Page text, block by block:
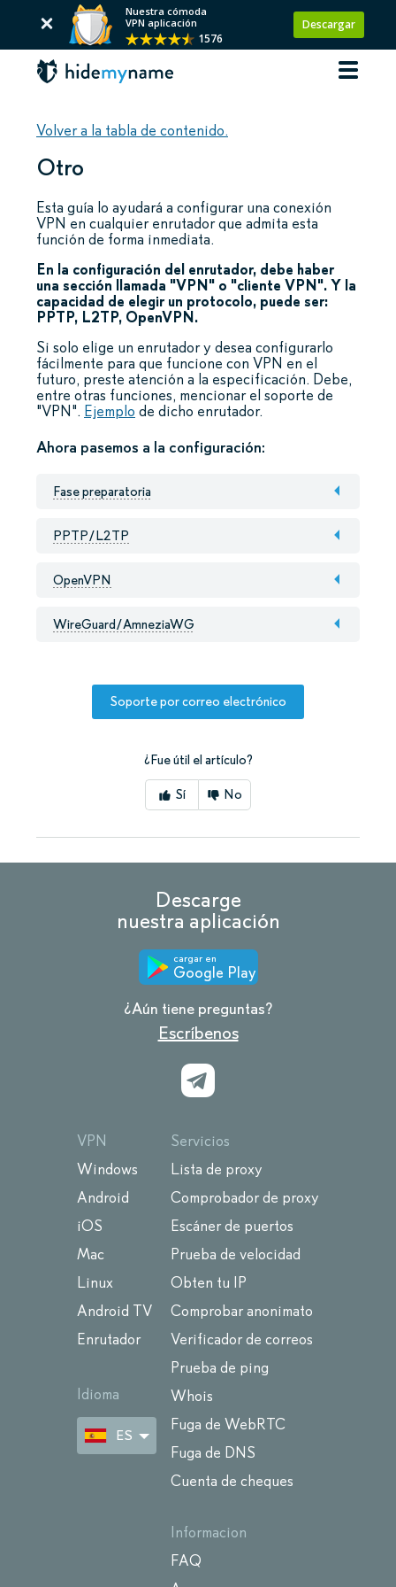
Nuestra cómoda
VPN aplicación
1576
Descargar
Volver a la tabla de contenido.
Otro
Esta guía lo ayudará a configurar una conexión
VPN en cualquier enrutador que admita esta
función de forma inmediata.
En la configuración del enrutador, debe haber
una sección llamada "VPN" o "cliente VPN". Y la
capacidad de elegir un protocolo, puede ser:
PPTP, L2TP, OpenVPN.
Si solo elige un enrutador y desea configurarlo
fácilmente para que funcione con VPN en el
futuro, preste atención a la especificación. Debe,
entre otras funciones, mencionar el soporte de
"VPN". Ejemplo de dicho enrutador.
Ahora pasemos a la configuración:
Fase preparatoria
PPTP/L2TP
OpenVPN
WireGuard/AmneziaWG
Soporte por correo electrónico
¿Fue útil el artículo?
Sí No
Descarge
nuestra aplicación
cargar en
Google Play
¿Aún tiene preguntas?
Escríbenos
VPN
Windows
Android
iOS
Mac
Linux
Android TV
Enrutador
Idioma
ES
Servicios
Lista de proxy
Comprobador de proxy
Escáner de puertos
Prueba de velocidad
Obten tu IP
Comprobar anonimato
Verificador de correos
Prueba de ping
Whois
Fuga de WebRTC
Fuga de DNS
Cuenta de cheques
Informacion
FAQ